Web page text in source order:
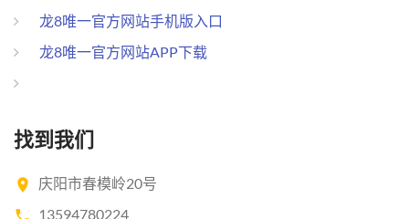
龙8唯一官方网站手机版入口
龙8唯一官方网站APP下载
找到我们
庆阳市春模岭20号
13594780224